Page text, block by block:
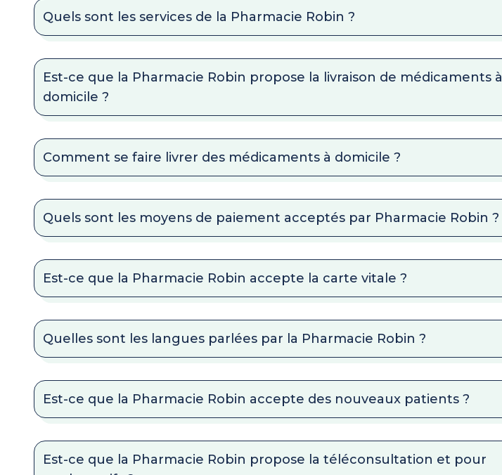
Quels sont les services de la Pharmacie Robin ?
Est-ce que la Pharmacie Robin propose la livraison de médicaments à
domicile ?
Comment se faire livrer des médicaments à domicile ?
Quels sont les moyens de paiement acceptés par Pharmacie Robin ?
Est-ce que la Pharmacie Robin accepte la carte vitale ?
Quelles sont les langues parlées par la Pharmacie Robin ?
Est-ce que la Pharmacie Robin accepte des nouveaux patients ?
Est-ce que la Pharmacie Robin propose la téléconsultation et pour